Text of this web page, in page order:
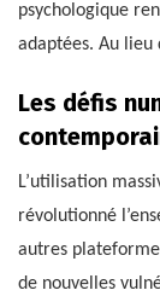
psychologique
adaptées. Au
Les défis
L’utilisation
révolutionné
autres
de nouvelles